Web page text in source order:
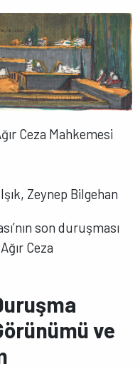
Ceza Mahkemesi
Zeynep Bilgehan
son duruşması
Ceza
ve